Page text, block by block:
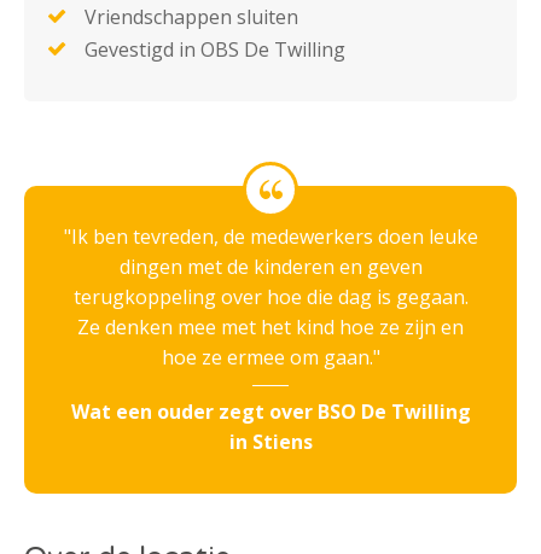
Vriendschappen sluiten
Gevestigd in OBS De Twilling
Ik ben tevreden, de medewerkers doen leuke
dingen met de kinderen en geven
terugkoppeling over hoe die dag is gegaan.
Ze denken mee met het kind hoe ze zijn en
hoe ze ermee om gaan.
Wat een ouder zegt over BSO De Twilling
in Stiens